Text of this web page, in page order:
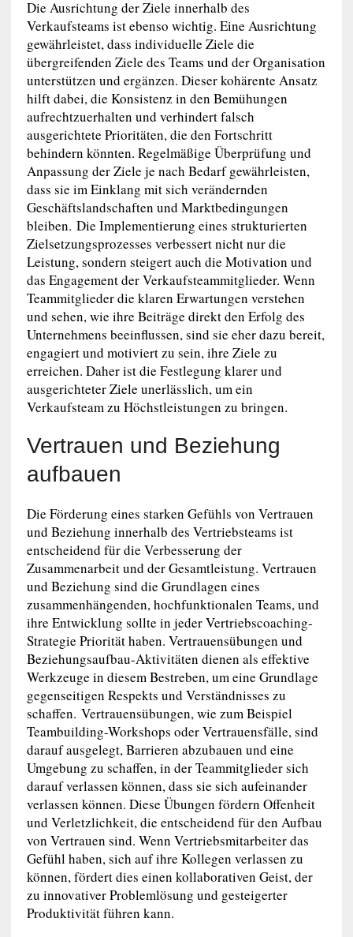
Die Ausrichtung der Ziele innerhalb des
Verkaufsteams ist ebenso wichtig. Eine Ausrichtung
gewährleistet, dass individuelle Ziele die
übergreifenden Ziele des Teams und der Organisation
unterstützen und ergänzen. Dieser kohärente Ansatz
hilft dabei, die Konsistenz in den Bemühungen
aufrechtzuerhalten und verhindert falsch
ausgerichtete Prioritäten, die den Fortschritt
behindern könnten. Regelmäßige Überprüfung und
Anpassung der Ziele je nach Bedarf gewährleisten,
dass sie im Einklang mit sich verändernden
Geschäftslandschaften und Marktbedingungen
bleiben. Die Implementierung eines strukturierten
Zielsetzungsprozesses verbessert nicht nur die
Leistung, sondern steigert auch die Motivation und
das Engagement der Verkaufsteammitglieder. Wenn
Teammitglieder die klaren Erwartungen verstehen
und sehen, wie ihre Beiträge direkt den Erfolg des
Unternehmens beeinflussen, sind sie eher dazu bereit,
engagiert und motiviert zu sein, ihre Ziele zu
erreichen. Daher ist die Festlegung klarer und
ausgerichteter Ziele unerlässlich, um ein
Verkaufsteam zu Höchstleistungen zu bringen.
Vertrauen und Beziehung
aufbauen
Die Förderung eines starken Gefühls von Vertrauen
und Beziehung innerhalb des Vertriebsteams ist
entscheidend für die Verbesserung der
Zusammenarbeit und der Gesamtleistung. Vertrauen
und Beziehung sind die Grundlagen eines
zusammenhängenden, hochfunktionalen Teams, und
ihre Entwicklung sollte in jeder Vertriebscoaching-
Strategie Priorität haben. Vertrauensübungen und
Beziehungsaufbau-Aktivitäten dienen als effektive
Werkzeuge in diesem Bestreben, um eine Grundlage
gegenseitigen Respekts und Verständnisses zu
schaffen. Vertrauensübungen, wie zum Beispiel
Teambuilding-Workshops oder Vertrauensfälle, sind
darauf ausgelegt, Barrieren abzubauen und eine
Umgebung zu schaffen, in der Teammitglieder sich
darauf verlassen können, dass sie sich aufeinander
verlassen können. Diese Übungen fördern Offenheit
und Verletzlichkeit, die entscheidend für den Aufbau
von Vertrauen sind. Wenn Vertriebsmitarbeiter das
Gefühl haben, sich auf ihre Kollegen verlassen zu
können, fördert dies einen kollaborativen Geist, der
zu innovativer Problemlösung und gesteigerter
Produktivität führen kann.